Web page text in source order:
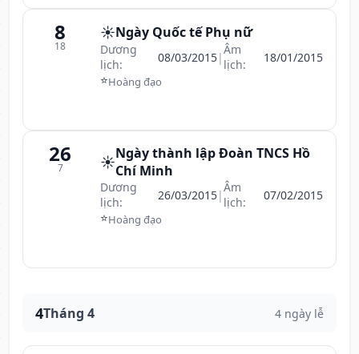
8
18
☀️Ngày Quốc tế Phụ nữ
Dương
lịch:
08/03/2015|Âm
lịch:
18/01/2015
⭐Hoàng đạo
26
7 ☀️Ngày thành lập Đoàn TNCS Hồ
Chí Minh
Dương
lịch:
26/03/2015|Âm
lịch:
07/02/2015
⭐Hoàng đạo
4Tháng 4 4 ngày lễ